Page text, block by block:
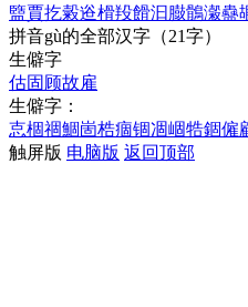
盬賈扢糓逧榾羖餶汩臌鶻瀔蠱
拼音gù的全部汉字 （21字）
生僻字
估固 顾故雇
生僻字：
怘棝祻鯝崮梏痼锢凅崓牿錮僱
触屏版 电脑版 返回顶部